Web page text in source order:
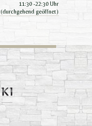
11:30 -22:30 Uhr
(durchgehend geöffnet)